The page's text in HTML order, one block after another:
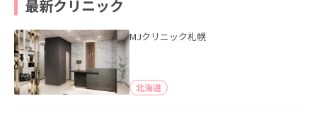
最新クリニック
MJクリニック札幌
北海道